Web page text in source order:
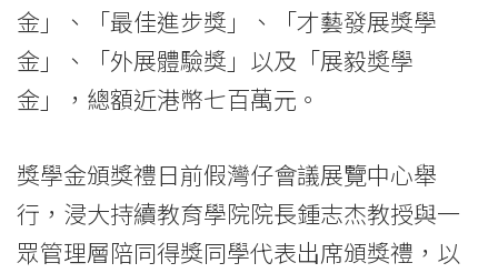
金」、「最佳進步獎」、「才藝發展獎學
金」、「外展體驗獎」以及「展毅奬學
金」，總額近港幣七百萬元。
獎學金頒獎禮日前假灣仔會議展覽中心舉
行，浸大持續教育學院院長鍾志杰教授與一
眾管理層陪同得獎同學代表出席頒獎禮，以